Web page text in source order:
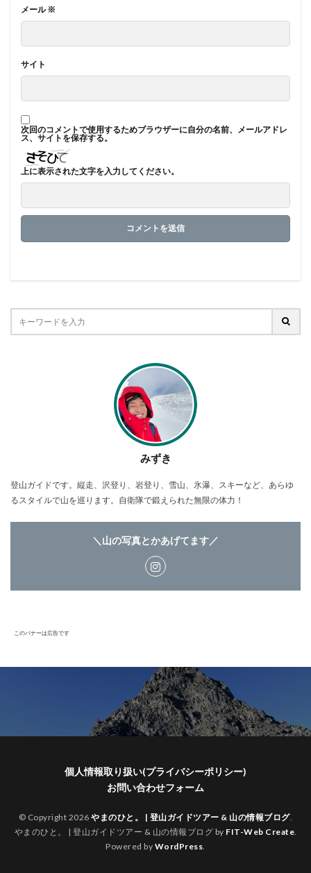
メール※
サイト
次回のコメントで使用するためブラウザーに自分の名前、メールアドレ
ス、サイトを保存する。
上に表示された文字を入力してください。
みずき
登山ガイドです。縦走、沢登り、岩登り、雪山、氷瀑、スキーなど、あらゆ
るスタイルで山を巡ります。自衛隊で鍛えられた無限の体力！
＼山の写真とかあげてます／
このバナーは広告です
個人情報取り扱い(プライバシーポリシー)
お問い合わせフォーム
© Copyright 2026やまのひと。 | 登山ガイドツアー & 山の情報ブログ.
やまのひと。 | 登山ガイドツアー & 山の情報ブログ by FIT-Web Create.
Powered by WordPress.